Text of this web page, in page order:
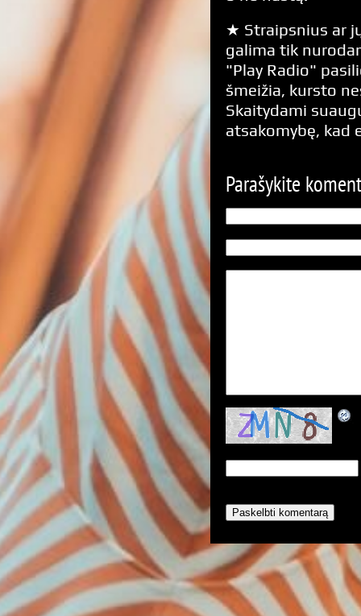
★ Straipsnius ar
galima tik
"Play Radio"
šmeižia, kursto
Skaitydami
atsakomybę, kad
Parašykite